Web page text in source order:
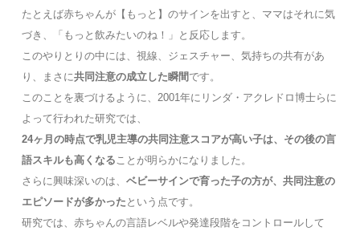
たとえば赤ちゃんが【もっと】のサインを出すと、ママはそれに気
づき、「もっと飲みたいのね！」と反応します。
このやりとりの中には、視線、ジェスチャー、気持ちの共有があ
り、まさに共同注意の成立した瞬間 です。
このことを裏づけるように、2001年にリンダ・アクレドロ博士らに
よって行われた研究では、
24ヶ月の時点で乳児主導の共同注意スコアが高い子は、その後の言
語スキルも高くなることが明らかになりました。
さらに興味深いのは、 ベビーサインで育った子の方が、共同注意の
エピソードが多かった という点です。
研究では、赤ちゃんの言語レベルや発達段階をコントロールして